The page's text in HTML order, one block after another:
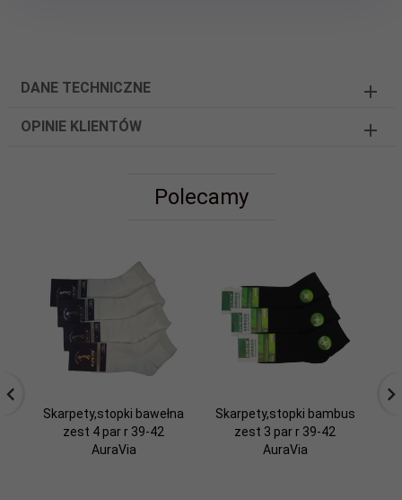
DANE TECHNICZNE
OPINIE KLIENTÓW
Polecamy
Skarpety,stopki bawełna
zest 4 par r 39-42
AuraVia
Skarpety,stopki bambus
zest 3 par r 39-42
AuraVia